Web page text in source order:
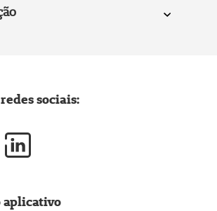
sociais:
aplicativo